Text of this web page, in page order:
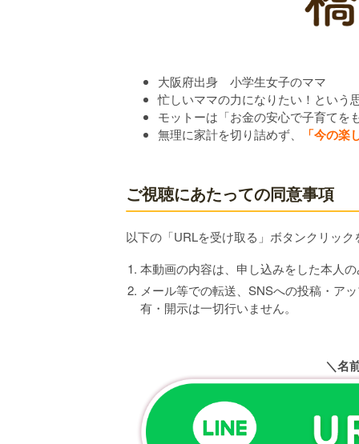
大阪府出身 小学生女子のママ
忙しいママの力になりたい！という
モットーは「お金の安心で子育てを
無理に家計を切り詰めず、
「今の
ご視聴にあたっての同意事項
以下の「URLを受け取る」ボタンクリッ
本動画の内容は、申し込みをした本人
メール等での転送、SNSへの投稿・ア
有・開示は一切行いません。
＼名